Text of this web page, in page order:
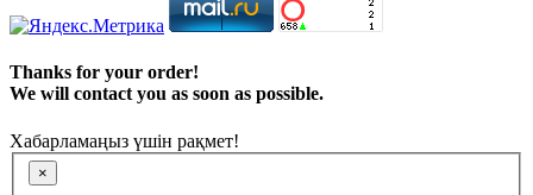
Thanks for your order!
We will contact you as soon as possible.
Хабарламаңыз үшін рақмет!
×